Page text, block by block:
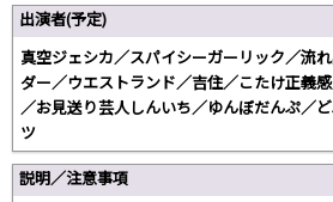
出演者(予定)
真空ジェシカ／スパイシーガーリック／流
ダー／ウエストランド／吉住／こたけ正義
／お見送り芸人しんいち／ゆんぼだんぷ／
ツ
説明／注意事項